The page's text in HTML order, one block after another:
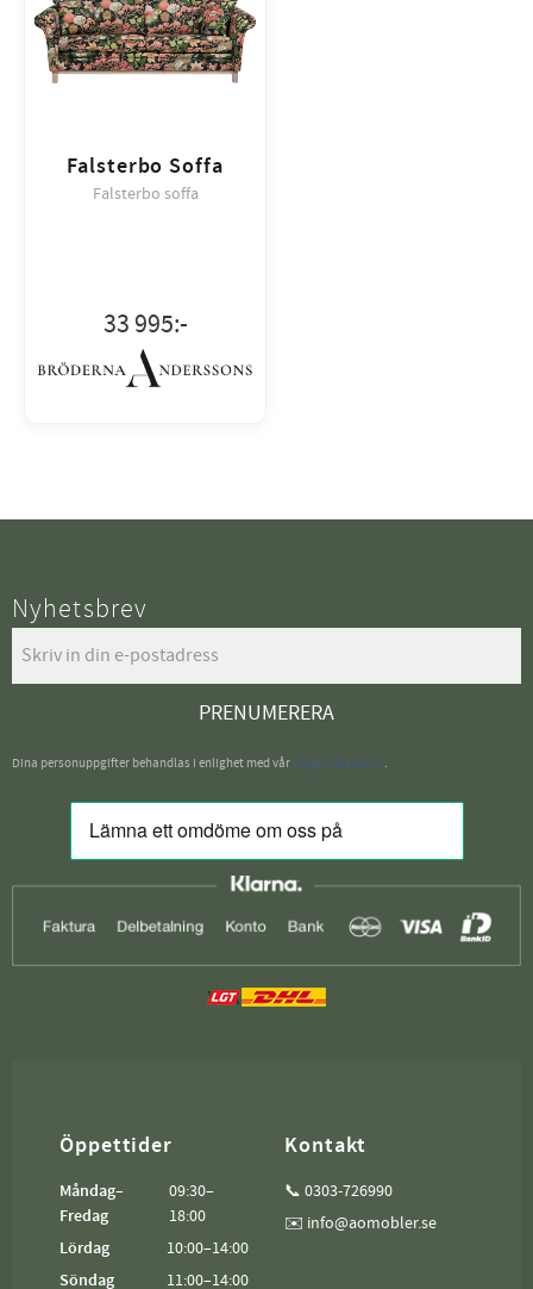
Falsterbo Soffa
Falsterbo soffa
33 995:-
Nyhetsbrev
PRENUMERERA
Dina personuppgifter behandlas i enlighet med vår integritetspolicy.
Öppettider
Måndag–
Fredag
09:30–
18:00
Lördag
10:00–14:00
Söndag
11:00–14:00
Kontakt
📞 0303-726990
✉️ info@aomobler.se